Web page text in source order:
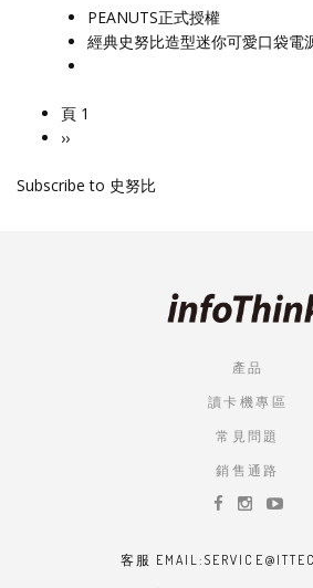
PEANUTS正式授權
經典史努比造型迷你可愛口袋電
Pagination
頁 1
下
頁
››
Subscribe to 史努比
產品
讀卡機專區
常見問題
銷售通路
客服